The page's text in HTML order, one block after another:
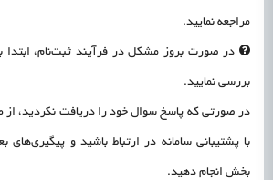
مراجعه نمایید.
در صورت بروز مشکل در فرآیند ثبت‌نام،
بررسی نمایید.
در صورتی که پاسخ سوال خود را دریافت نکردید،
با پشتیبانی سامانه در ارتباط باشید و پیگیری‌های
بخش انجام دهید.